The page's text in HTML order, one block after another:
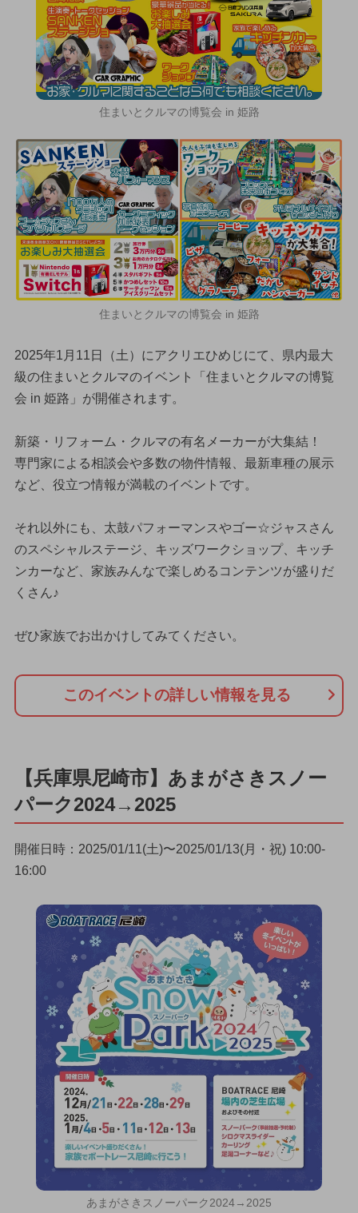
住まいとクルマの博覧会 in 姫路
住まいとクルマの博覧会 in 姫路
2025年1月11日（土）にアクリエひめじにて、県内最大
級の住まいとクルマのイベント「住まいとクルマの博覧
会 in 姫路」が開催されます。
新築・リフォーム・クルマの有名メーカーが大集結！
専門家による相談会や多数の物件情報、最新車種の展示
など、役立つ情報が満載のイベントです。
それ以外にも、太鼓パフォーマンスやゴー☆ジャスさん
のスペシャルステージ、キッズワークショップ、キッチ
ンカーなど、家族みんなで楽しめるコンテンツが盛りだ
くさん♪
ぜひ家族でお出かけしてみてください。
このイベントの詳しい情報を見る
【兵庫県尼崎市】あまがさきスノー
パーク2024→2025
開催日時：2025/01/11(土)〜2025/01/13(月・祝) 10:00-
16:00
あまがさきスノーパーク2024→2025